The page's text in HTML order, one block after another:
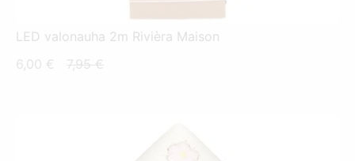
LED valonauha 2m Rivièra Maison
6,00 €
Nykyinen
7,95€Alkuperäinen